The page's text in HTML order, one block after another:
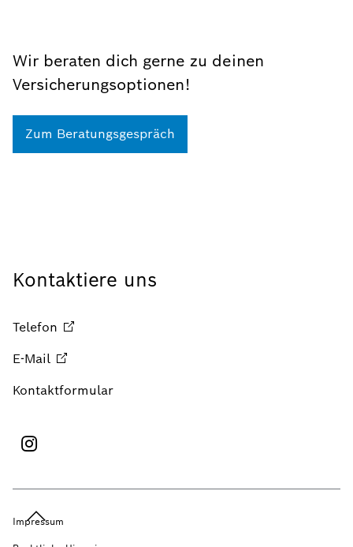
Wir beraten dich gerne zu deinen
Versicherungsoptionen!
Zum Beratungsgespräch
Kontaktiere uns
Telefon
E-Mail
Kontaktformular
Impressum